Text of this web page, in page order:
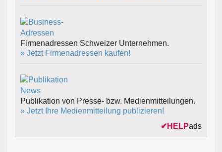
Firmenadressen Schweizer Unternehmen.
» Jetzt Firmenadressen kaufen!
Publikation von Presse- bzw. Medienmitteilungen.
» Jetzt Ihre Medienmitteilung publizieren!
✔ HELPads